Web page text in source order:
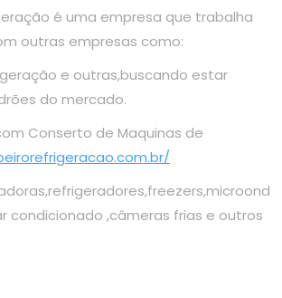
é uma empresa que trabalha
outras empresas como:
e outras,buscando estar
do mercado.
Conserto de Maquinas de
condicionado ,câmeras frias e outros